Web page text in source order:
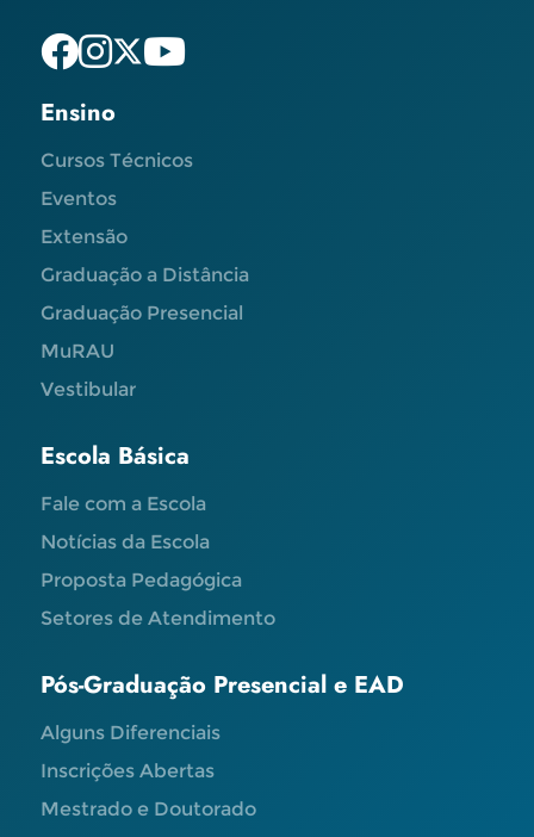
Ensino
Cursos Técnicos
Eventos
Extensão
Graduação a Distância
Graduação Presencial
MuRAU
Vestibular
Escola Básica
Fale com a Escola
Notícias da Escola
Proposta Pedagógica
Setores de Atendimento
Pós-Graduação Presencial e EAD
Alguns Diferenciais
Inscrições Abertas
Mestrado e Doutorado